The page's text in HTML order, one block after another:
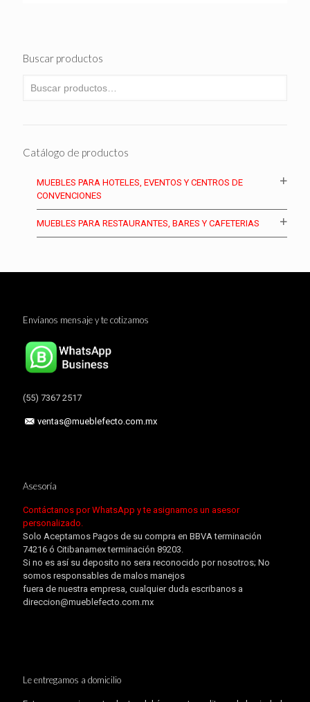
Buscar productos
Catálogo de productos
MUEBLES PARA HOTELES, EVENTOS Y CENTROS DE
CONVENCIONES
MUEBLES PARA RESTAURANTES, BARES Y CAFETERIAS
Envíanos mensaje y te cotizamos
(55) 7367 2517
ventas@mueblefecto.com.mx
Asesoría
Contáctanos por WhatsApp y te asignamos un asesor
personalizado.
Solo Aceptamos Pagos de su compra en BBVA terminación
74216 ó Citibanamex terminación 89203.
Si no es así su deposito no sera reconocido por nosotros; No
somos responsables de malos manejos
fuera de nuestra empresa, cualquier duda escribanos a
direccion@mueblefecto.com.mx
Le entregamos a domicilio